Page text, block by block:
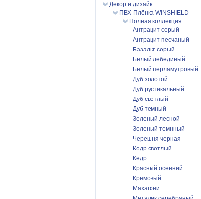
Декор и дизайн
ПВХ-Плёнка WINSHIELD
Полная коллекция
Антрацит серый
Антрацит песчаный
Базальт серый
Белый лебединый
Белый перламутровый
Дуб золотой
Дуб рустикальный
Дуб светлый
Дуб темный
Зеленый лесной
Зеленый темнный
Черешня черная
Кедр светлый
Кедр
Красный осенний
Кремовый
Махагони